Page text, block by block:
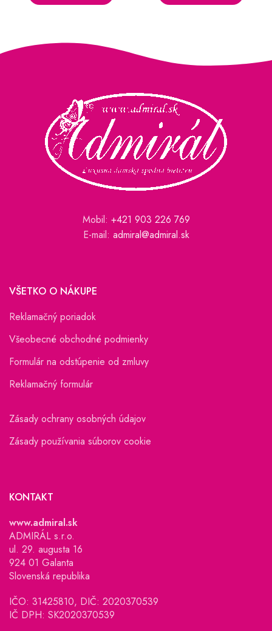
Mobil: +421 903 226 769
E-mail: admiral@admiral.sk
VŠETKO O NÁKUPE
Reklamačný poriadok
Všeobecné obchodné podmienky
Formulár na odstúpenie od zmluvy
Reklamačný formulár
Zásady ochrany osobných údajov
Zásady používania súborov cookie
KONTAKT
www.admiral.sk
ADMIRÁL s.r.o.
ul. 29. augusta 16
924 01 Galanta
Slovenská republika
IČO: 31425810, DIČ: 2020370539
IČ DPH: SK2020370539